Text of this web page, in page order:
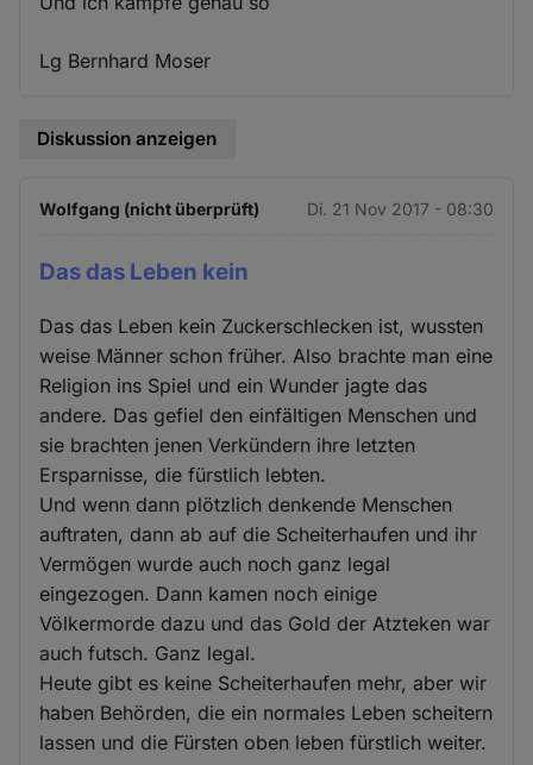
Lg Bernhard Moser
Diskussion anzeigen
Wolfgang (nicht überprüft) Di. 21 Nov 2017 - 08:30
Das das Leben kein
Das das Leben kein Zuckerschlecken ist, wussten
weise Männer schon früher. Also brachte man eine
Religion ins Spiel und ein Wunder jagte das
andere. Das gefiel den einfältigen Menschen und
sie brachten jenen Verkündern ihre letzten
Ersparnisse, die fürstlich lebten.
Und wenn dann plötzlich denkende Menschen
auftraten, dann ab auf die Scheiterhaufen und ihr
Vermögen wurde auch noch ganz legal
eingezogen. Dann kamen noch einige
Völkermorde dazu und das Gold der Atzteken war
auch futsch. Ganz legal.
Heute gibt es keine Scheiterhaufen mehr, aber wir
haben Behörden, die ein normales Leben scheitern
lassen und die Fürsten oben leben fürstlich weiter.